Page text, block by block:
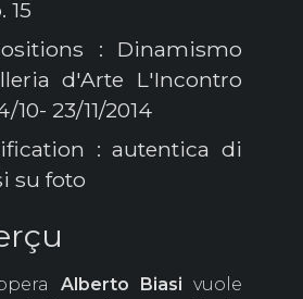
15
: Dinamismo
d'Arte L'Incontro
10- 23/11/2014
: autentica di
su foto
Alberto Biasi vuole